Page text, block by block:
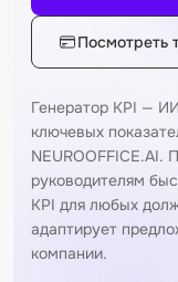
Посмотреть
Генератор KPI —
ключевых
NEUROOFFICE.AI.
руководителям
KPI для любых
адаптирует
компании.